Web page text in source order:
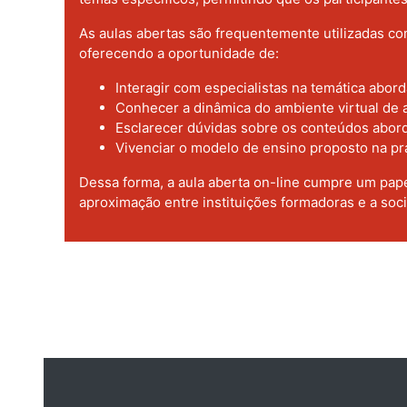
As aulas abertas são frequentemente utilizadas
oferecendo a oportunidade de:
Interagir com especialistas na temática
Conhecer a dinâmica do ambiente virtual
Esclarecer dúvidas sobre os conteúdos
Vivenciar o modelo de ensino proposto na
Dessa forma, a aula aberta on-line cumpre um
aproximação entre instituições formadoras e a